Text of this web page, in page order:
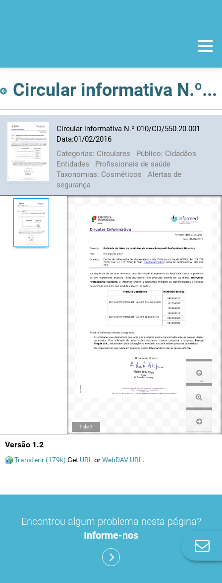
Circular informativa N.º 010/CD/550.20.001 Data:01/02/2016
Circular informativa N.º 010/CD/550.20.001
Data:01/02/2016
Categorias: Circulares Público: Cidadãos
Entidades
Profissionais de saúde
Taxonomias: Cosméticos
Alertas de
segurança
1 de 1
Versão 1.2
Transferir (179k) Get URL orWebDAV URL .
Encontrou algum problema nesta página?
Informe-nos